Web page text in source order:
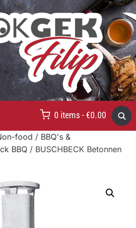
0 items - €0.00
food / BBQ's &
BBQ/ BUSCHBECK Betonnen